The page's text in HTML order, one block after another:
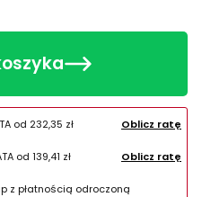
od 232,35 zł Oblicz ratę
od 139,41 zł Oblicz ratę
z płatnością odroczoną